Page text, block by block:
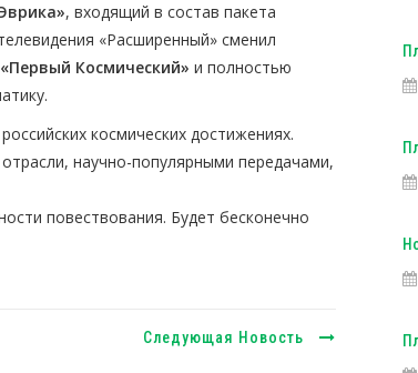
, входящий в состав пакета
«Расширенный» сменил
«Первый Космический» и полностью
космических достижениях.
научно-популярными передачами,
повествования. Будет бесконечно
Следующая Новость